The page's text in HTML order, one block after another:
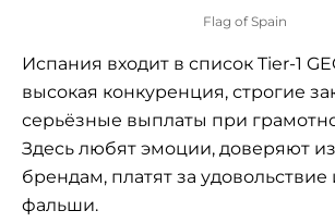
Flag of Spain
Испания входит в список Tier-1
высокая конкуренция, строгие
серьёзные выплаты при
Здесь любят эмоции, доверяют
брендам, платят за удовольствие
фальши.